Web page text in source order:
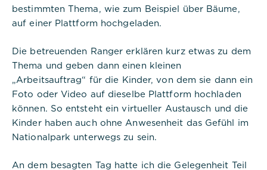
bestimmten Thema, wie zum Beispiel über Bäume,
auf einer Plattform hochgeladen.
Die betreuenden Ranger erklären kurz etwas zu dem
Thema und geben dann einen kleinen
„Arbeitsauftrag“ für die Kinder, von dem sie dann ein
Foto oder Video auf dieselbe Plattform hochladen
können. So entsteht ein virtueller Austausch und die
Kinder haben auch ohne Anwesenheit das Gefühl im
Nationalpark unterwegs zu sein.
An dem besagten Tag hatte ich die Gelegenheit Teil